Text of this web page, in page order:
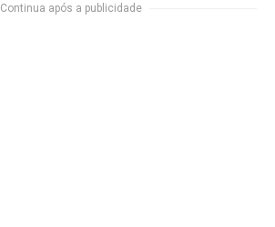
Continua após a publicidade